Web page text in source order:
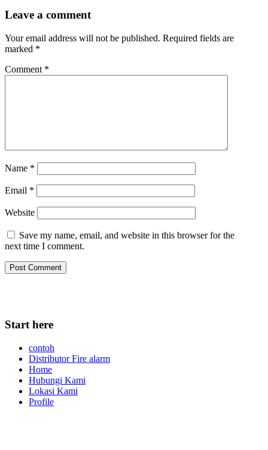
Start here
contoh
Distributor Fire alarm
Home
Hubungi Kami
Lokasi Kami
Profile
Leave a comment
Your email address will not be published. Required fields are
marked *
Comment *
Name *
Email *
Website
Save my name, email, and website in this browser for the
next time I comment.